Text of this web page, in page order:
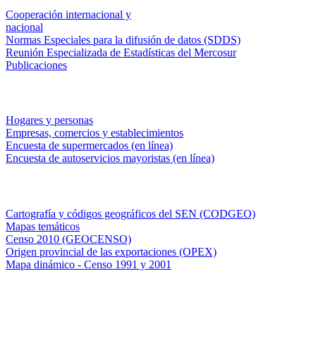
Cooperación internacional y
nacional
Normas Especiales para la difusión de datos (SDDS)
Reunión Especializada de Estadísticas del Mercosur
Publicaciones
Hogares y personas
Empresas, comercios y establecimientos
Encuesta de supermercados (en línea)
Encuesta de autoservicios mayoristas (en línea)
Cartografía y códigos geográficos del SEN (CODGEO)
Mapas temáticos
Censo 2010 (GEOCENSO)
Origen provincial de las exportaciones (OPEX)
Mapa dinámico - Censo 1991 y 2001